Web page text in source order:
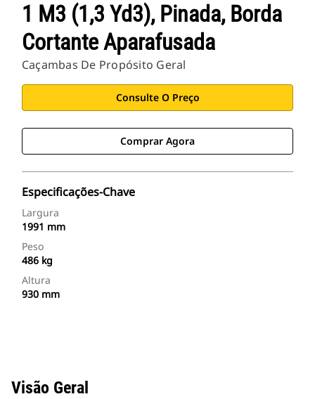
1 M3 (1,3 Yd3), Pinada, Borda
Cortante Aparafusada
Caçambas De Propósito Geral
Consulte O Preço
Comprar Agora
Especificações-Chave
Largura
1991 mm
Peso
486 kg
Altura
930 mm
Visão Geral